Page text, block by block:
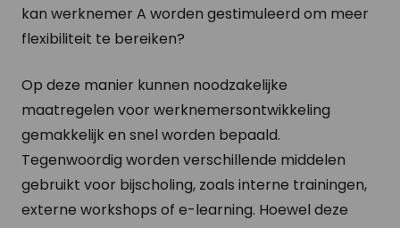
kan werknemer A worden gestimuleerd om meer
flexibiliteit te bereiken?
Op deze manier kunnen noodzakelijke
maatregelen voor werknemersontwikkeling
gemakkelijk en snel worden bepaald.
Tegenwoordig worden verschillende middelen
gebruikt voor bijscholing, zoals interne trainingen,
externe workshops of e-learning. Hoewel deze